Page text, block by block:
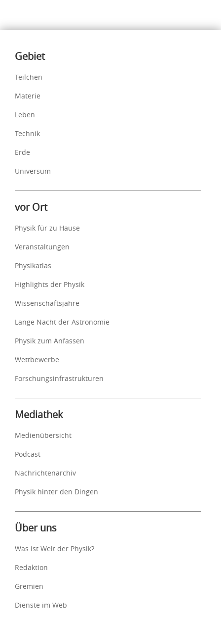
Inhalte
Gebiet
Teilchen
Materie
Leben
Technik
Erde
Universum
vor Ort
Physik für zu Hause
Veranstaltungen
Physikatlas
Highlights der Physik
Wissenschaftsjahre
Lange Nacht der Astronomie
Physik zum Anfassen
Wettbewerbe
Forschungsinfrastrukturen
Mediathek
Medienübersicht
Podcast
Nachrichtenarchiv
Physik hinter den Dingen
Über uns
Was ist Welt der Physik?
Redaktion
Gremien
Dienste im Web